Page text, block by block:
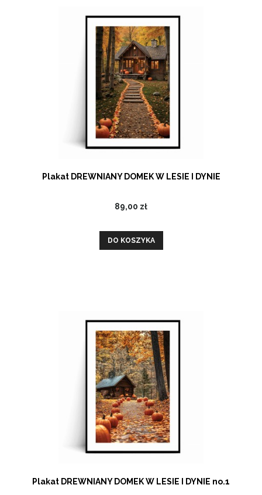
Plakat DREWNIANY DOMEK W LESIE I DYNIE
89,00 zł
DO KOSZYKA
Plakat DREWNIANY DOMEK W LESIE I DYNIE no.1